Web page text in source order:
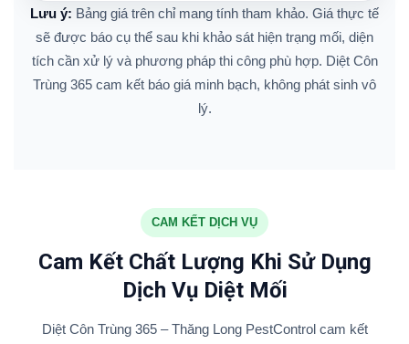
Lưu ý: Bảng giá trên chỉ mang tính tham khảo. Giá thực tế
sẽ được báo cụ thể sau khi khảo sát hiện trạng mối, diện
tích cần xử lý và phương pháp thi công phù hợp. Diệt Côn
Trùng 365 cam kết báo giá minh bạch, không phát sinh vô
lý.
CAM KẾT DỊCH VỤ
Cam Kết Chất Lượng Khi Sử Dụng
Dịch Vụ Diệt Mối
Diệt Côn Trùng 365 – Thăng Long PestControl cam kết